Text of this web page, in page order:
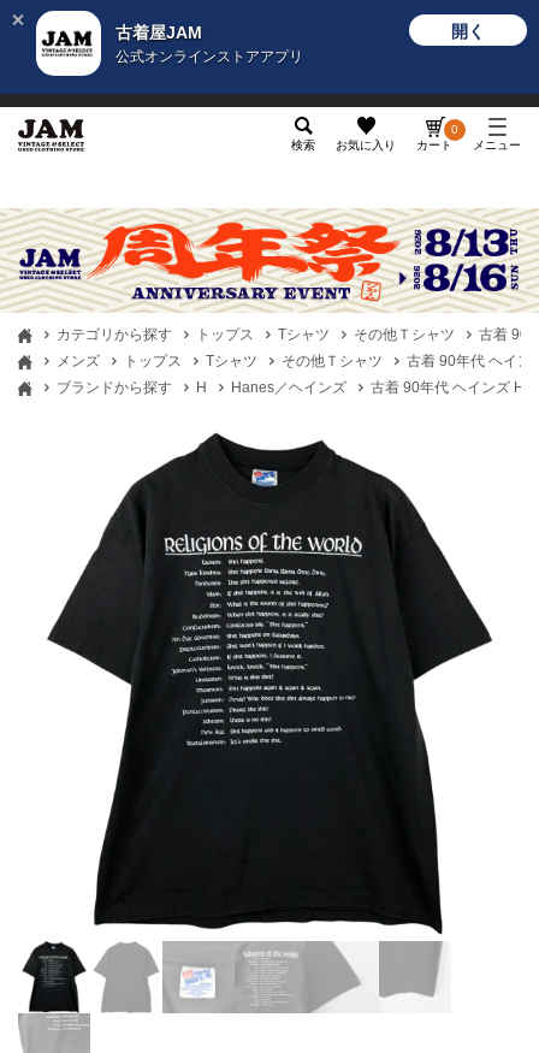
古着屋JAM
公式オンラインストアアプリ
開く
検索 お気に入り カート
0
メニュー
カテゴリから探す トップス Tシャツ その他Ｔシャツ
古着 90
メンズ
トップス Tシャツ その他Ｔシャツ
古着 90年代 ヘイン
ブランドから探す
H Hanes／ヘインズ 古着 90年代 ヘインズ